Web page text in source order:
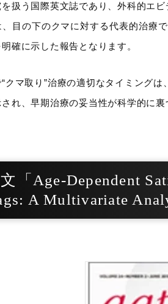
を扱う国際英文誌であり、外科的エ
目の下のクマに対する代表的治療
確に示した報告となります。
“クマ取り”治療の適切なタイミング
れ、早期治療の妥当性が科学的に裏
「Age-Dependent
A Multivariate